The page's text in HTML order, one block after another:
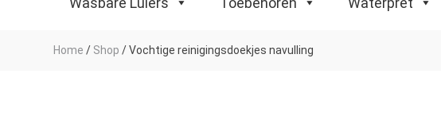
Home / Shop /Vochtige reinigingsdoekjes navulling